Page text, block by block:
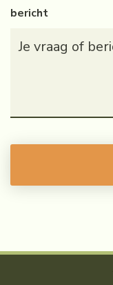
bericht